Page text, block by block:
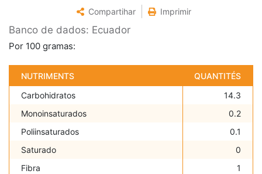
Compartihar Imprimir
Banco de dados: Ecuador
Por 100 gramas:
NUTRIMENTS
QUANTITÉS
Carbohidratos
14.3
Monoinsaturados
0.2
Poliinsaturados
0.1
Saturado
0
Fibra
1